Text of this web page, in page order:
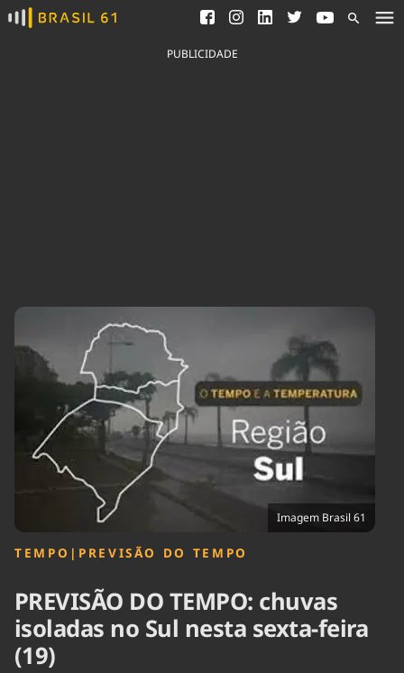
Ver todas as notícias
Saneamento
Indicadores
Brasil
Brasil Mineral
Tecnologia
Cinema
Comportamento
Cultura
Economia
Educação
Infraestrutura
Internacional
Meio Ambiente
Podcast
Política
Saúde
PUBLICIDADE
Imagem Brasil 61
TEMPO | PREVISÃO DO TEMPO
PREVISÃO DO TEMPO: chuvas
isoladas no Sul nesta sexta-feira
(19)